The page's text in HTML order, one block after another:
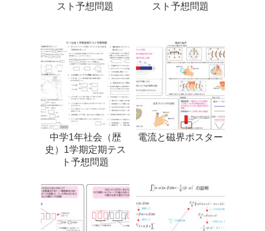
スト予想問題 スト予想問題
中学1年社会（歴
史）1学期定期テス
ト予想問題
電流と磁界ポスター